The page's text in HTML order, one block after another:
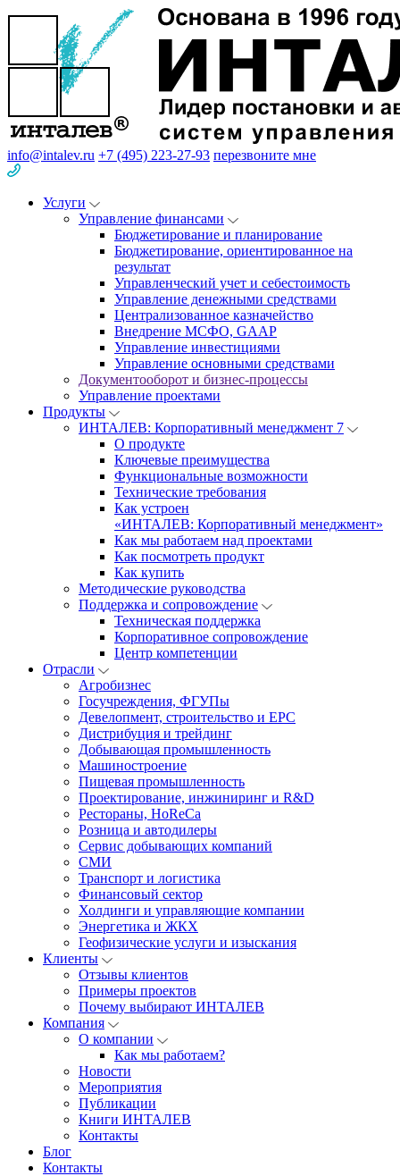
info@intalev.ru +7 (495) 223-27-93 перезвоните мне
Услуги
Управление финансами
Бюджетирование и планирование
Бюджетирование, ориентированное на
результат
Управленческий учет и себестоимость
Управление денежными средствами
Централизованное казначейство
Внедрение МСФО, GAAP
Управление инвестициями
Управление основными средствами
Документооборот и бизнес-процессы
Управление проектами
Продукты
ИНТАЛЕВ: Корпоративный менеджмент 7
О продукте
Ключевые преимущества
Функциональные возможности
Технические требования
Как устроен
«ИНТАЛЕВ: Корпоративный менеджмент»
Как мы работаем над проектами
Как посмотреть продукт
Как купить
Методические руководства
Поддержка и сопровождение
Техническая поддержка
Корпоративное сопровождение
Центр компетенции
Отрасли
Агробизнес
Госучреждения, ФГУПы
Девелопмент, строительство и EPC
Дистрибуция и трейдинг
Добывающая промышленность
Машиностроение
Пищевая промышленность
Проектирование, инжиниринг и R&D
Рестораны, HoReCa
Розница и автодилеры
Сервис добывающих компаний
СМИ
Транспорт и логистика
Финансовый сектор
Холдинги и управляющие компании
Энергетика и ЖКХ
Геофизические услуги и изыскания
Клиенты
Отзывы клиентов
Примеры проектов
Почему выбирают ИНТАЛЕВ
Компания
О компании
Как мы работаем?
Новости
Мероприятия
Публикации
Книги ИНТАЛЕВ
Контакты
Блог
Контакты